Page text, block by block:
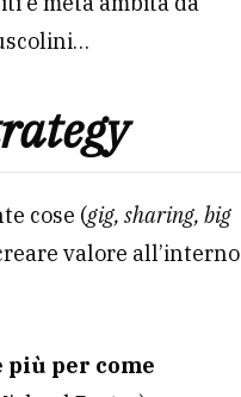
cose (gig, sharing, big
valore all’interno
più per come